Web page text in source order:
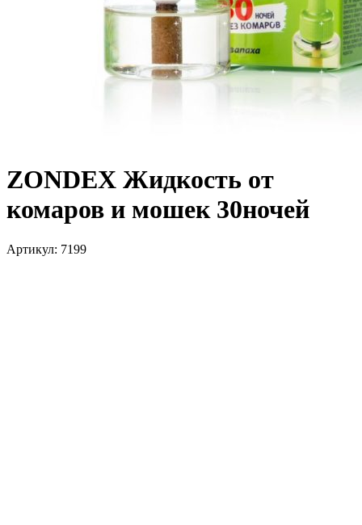
ZONDEX Жидкость от
комаров и мошек 30ночей
Артикул: 7199